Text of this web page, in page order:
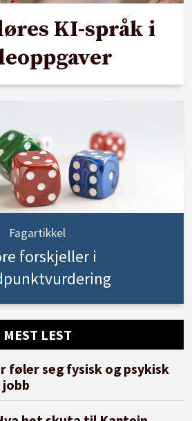
KI-språk i
Fagartikkel
forskjeller i
MEST LEST
føler seg fysisk og psykisk